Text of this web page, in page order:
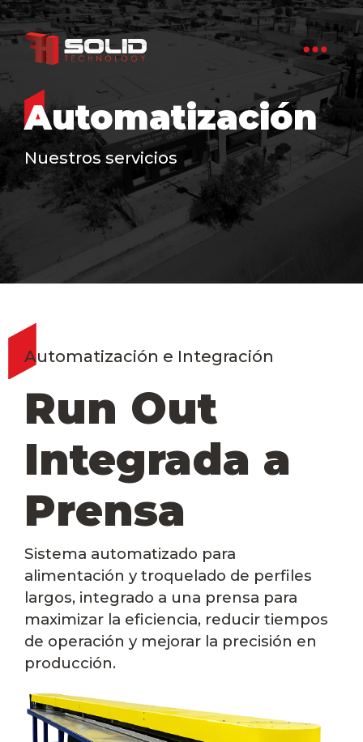
Automatización
Nuestros servicios
Automatización e Integración
Run Out
Integrada a
Prensa
Sistema automatizado para
alimentación y troquelado de perfiles
largos, integrado a una prensa para
maximizar la eficiencia, reducir tiempos
de operación y mejorar la precisión en
producción.